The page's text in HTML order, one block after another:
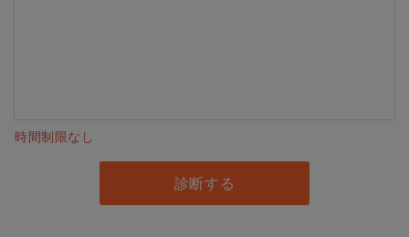
時間制限なし
診断する